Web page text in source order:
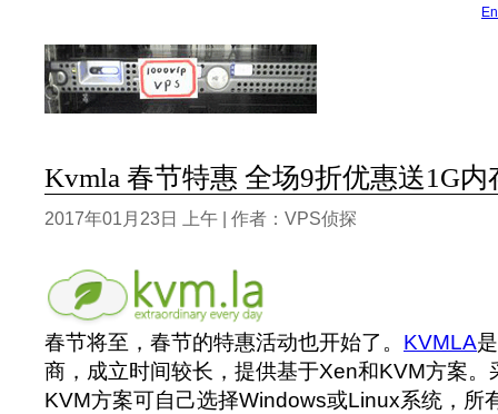
Kvmla 春节特惠 全场9折优惠送1G内
2017年01月23日 上午 | 作者：VPS侦探
春节将至，春节的特惠活动也开始了。 KVMLA
商，成立时间较长，提供基于Xen和KVM方案
KVM方案可自己选择Windows或Linux系统，所